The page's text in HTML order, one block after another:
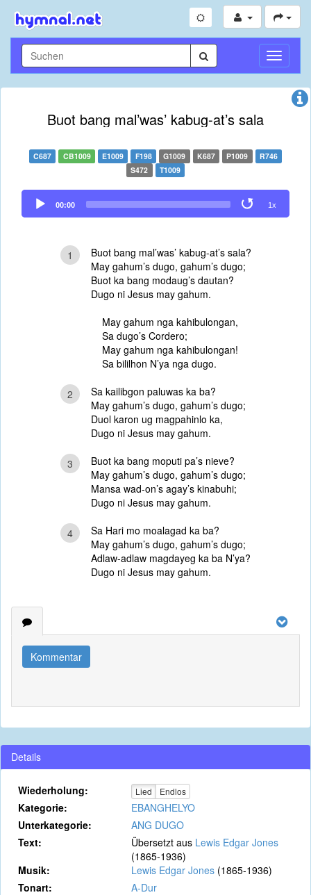
Buot bang mal’was’ kabug-at’s sala
C687 CB1009 E1009 F198 G1009 K687 P1009
R746
S472
T1009
Audio
Player
00:00 1x
1
Buot bang mal’was’ kabug-at’s sala?
May gahum’s dugo, gahum’s dugo;
Buot ka bang modaug’s dautan?
Dugo ni Jesus may gahum.
May gahum nga kahibulongan,
Sa dugo’s Cordero;
May gahum nga kahibulongan!
Sa bililhon N’ya nga dugo.
2
Sa kailibgon paluwas ka ba?
May gahum’s dugo, gahum’s dugo;
Duol karon ug magpahinlo ka,
Dugo ni Jesus may gahum.
3
Buot ka bang moputi pa’s nieve?
May gahum’s dugo, gahum’s dugo;
Mansa wad-on’s agay’s kinabuhi;
Dugo ni Jesus may gahum.
4
Sa Hari mo moalagad ka ba?
May gahum’s dugo, gahum’s dugo;
Adlaw-adlaw magdayeg ka ba N’ya?
Dugo ni Jesus may gahum.
Kommentar
Details
Wiederholung: Lied Endlos
Kategorie:
EBANGHELYO
Unterkategorie:
ANG DUGO
Text:
Übersetzt aus Lewis Edgar Jones
(1865-1936)
Musik:
Lewis Edgar Jones (1865-1936)
Tonart:
A-Dur